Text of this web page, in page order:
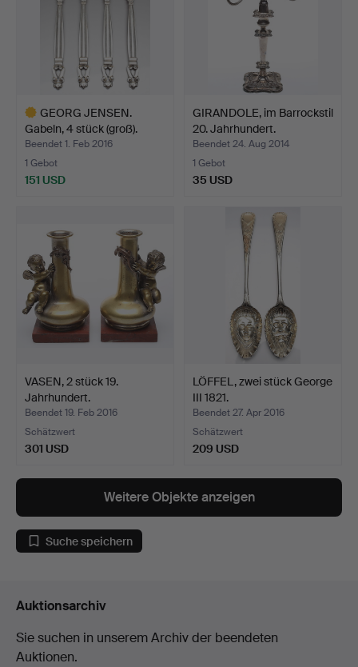
GEORG JENSEN.
Gabeln, 4 stück (groß).
Beendet 1. Feb 2016
1 Gebot
151 USD
GIRANDOLE, im Barrockstil
20. Jahrhundert.
Beendet 24. Aug 2014
1 Gebot
35 USD
VASEN, 2 stück 19.
Jahrhundert.
Beendet 19. Feb 2016
Schätzwert
301 USD
LÖFFEL, zwei stück George
III 1821.
Beendet 27. Apr 2016
Schätzwert
209 USD
Weitere Objekte anzeigen
Suche speichern
Auktionsarchiv
Sie suchen in unserem Archiv der beendeten
Auktionen.